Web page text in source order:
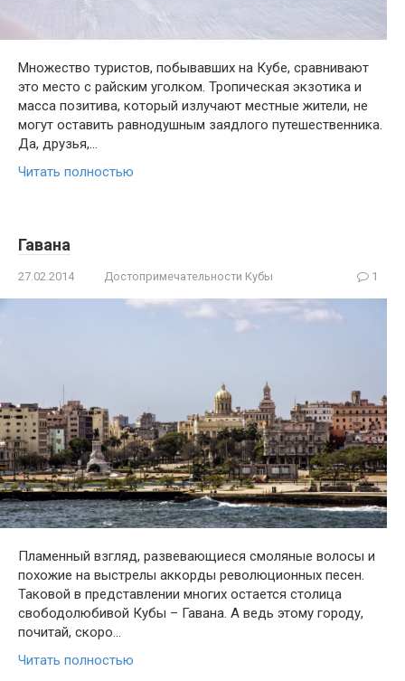
Множество туристов, побывавших на Кубе, сравнивают
это место с райским уголком. Тропическая экзотика и
масса позитива, который излучают местные жители, не
могут оставить равнодушным заядлого путешественника.
Да, друзья,…
Читать полностью
Гавана
27.02.2014 Достопримечательности Кубы 1
Пламенный взгляд, развевающиеся смоляные волосы и
похожие на выстрелы аккорды революционных песен.
Таковой в представлении многих остается столица
свободолюбивой Кубы – Гавана. А ведь этому городу,
почитай, скоро…
Читать полностью